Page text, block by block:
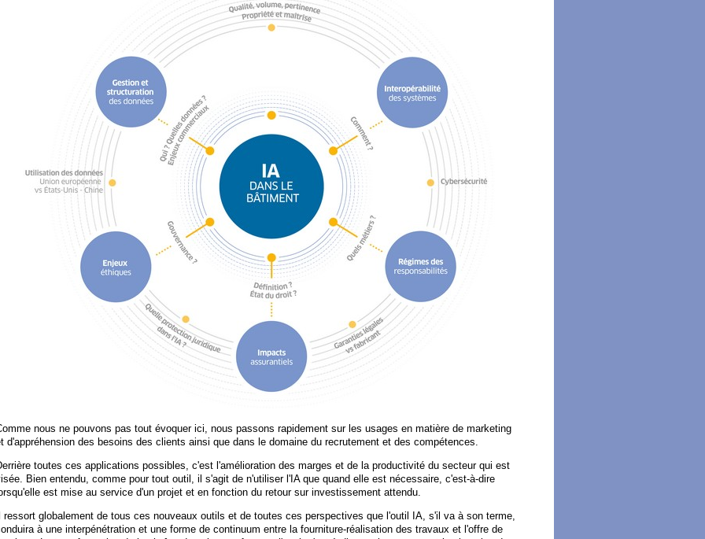
nous ne pouvons pas tout évoquer ici, nous passons rapidement sur les usages en matière de marketing
d'appréhension des besoins des clients ainsi que dans le domaine du recrutement et des compétences.
toutes ces applications possibles, c'est l'amélioration des marges et de la productivité du secteur qui est
Bien entendu, comme pour tout outil, il s'agit de n'utiliser l'IA que quand elle est nécessaire, c'est-à-dire
est mise au service d'un projet et en fonction du retour sur investissement attendu.
ressort globalement de tous ces nouveaux outils et de toutes ces perspectives que l'outil IA, s'il va à son terme,
à une interpénétration et une forme de continuum entre la fourniture-réalisation des travaux et l'offre de